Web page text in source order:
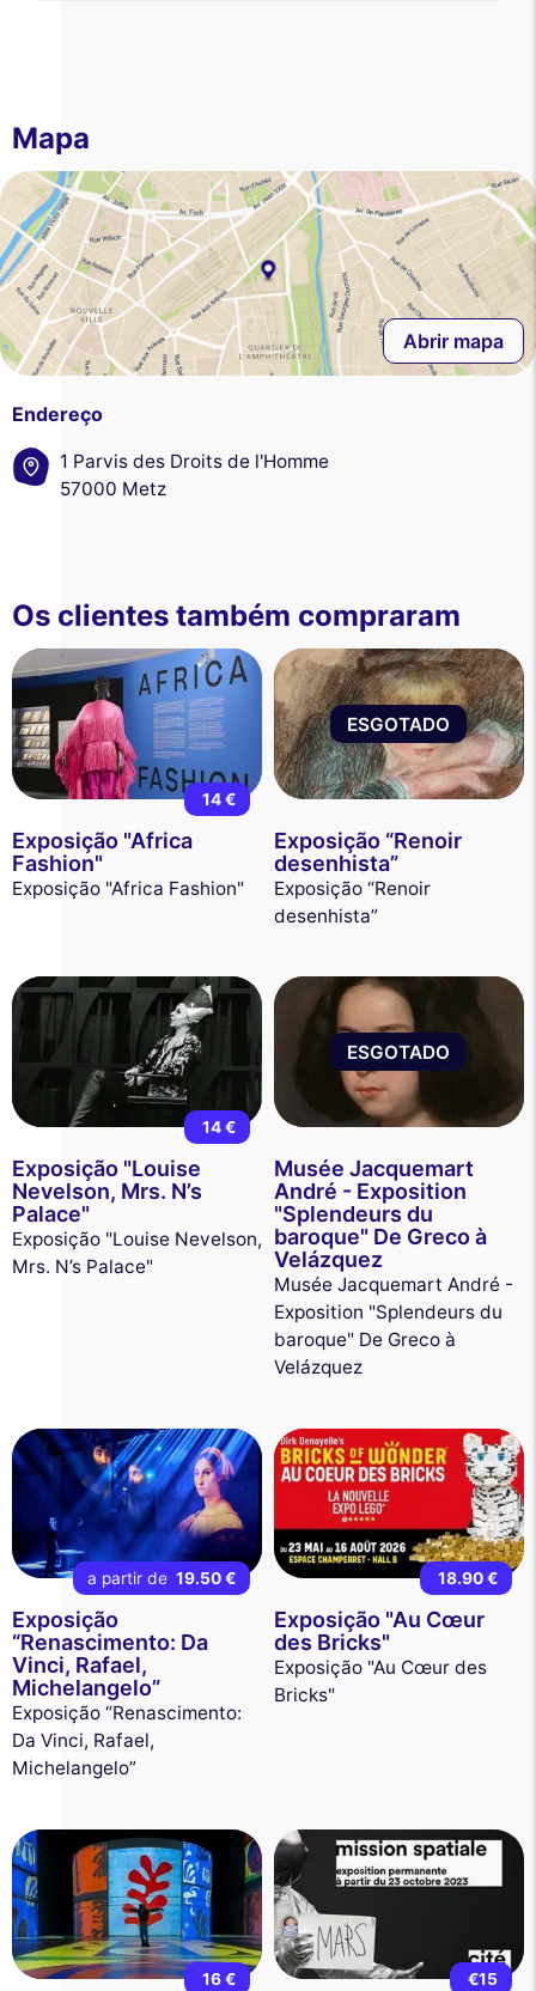
Mapa
Abrir mapa
Endereço
1 Parvis des Droits de l'Homme
57000 Metz
Os clientes também compraram
14 €
Exposição "Africa
Fashion"
Exposição "Africa Fashion"
ESGOTADO
Exposição “Renoir
desenhista”
Exposição “Renoir
desenhista”
14 €
Exposição "Louise
Nevelson, Mrs. N’s
Palace"
Exposição "Louise Nevelson,
Mrs. N’s Palace"
ESGOTADO
Musée Jacquemart
André - Exposition
"Splendeurs du
baroque" De Greco à
Velázquez
Musée Jacquemart André -
Exposition "Splendeurs du
baroque" De Greco à
Velázquez
a partir de 19.50 €
Exposição
“Renascimento: Da
Vinci, Rafael,
Michelangelo”
Exposição “Renascimento:
Da Vinci, Rafael,
Michelangelo”
18.90 €
Exposição "Au Cœur
des Bricks"
Exposição "Au Cœur des
Bricks"
16 € €15